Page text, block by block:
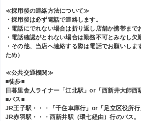
≪採用後の連絡方法について≫
・採用後は必ず電話で連絡します。
・電話にでれない場合は折り返し店舗か携帯まで
・電話確認がとれない場合は勤務不可とみなし欠
・その他、当店へ連絡する際は電話でお願いし
ため）
≪公共交通機関≫
■徒歩■
日暮里舎人ライナー「江北駅」or「西新井大師西
■バス■
JR王子駅・・・「千住車庫行」or「足立区役所
JR赤羽駅・・・西新井駅（環七経由）行のバス。